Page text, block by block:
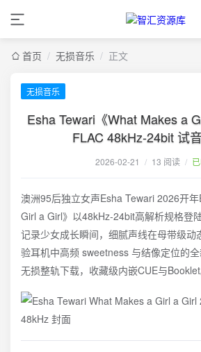
首页 / 无损音乐 / 正文
无损音乐
Esha Tewari《What Makes a
FLAC 48kHz-24bit 试
2026-02-21 / 13 阅读 /
澳洲95后独立女声Esha Tewari 2026开
Girl a Girl》以48kHz-24bit高解析规格登
记录少女成长瞬间，细腻声线在母带级动
验耳机中高频 sweetness 与结像定位的
无损整轨下载，收藏级内嵌CUE与Booklet